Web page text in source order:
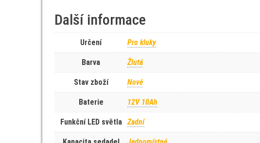
Další informace
Určení Pro kluky
Barva Žlutá
Stav zboží Nové
Baterie 12V 10Ah
Funkční LED světla Zadní